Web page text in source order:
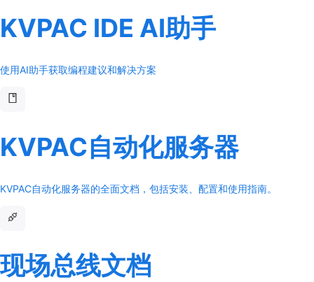
KVPAC IDE AI助手
使用AI助手获取编程建议和解决方案
KVPAC自动化服务器
KVPAC自动化服务器的全面文档，包括安装、配置和使用指南。
现场总线文档